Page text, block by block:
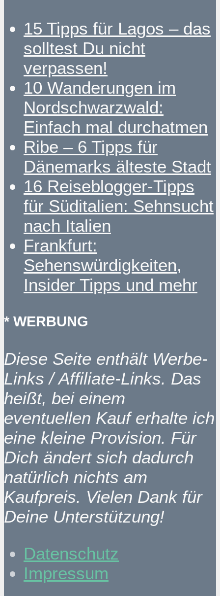
15 Tipps für Lagos – das
solltest Du nicht
verpassen!
10 Wanderungen im
Nordschwarzwald:
Einfach mal durchatmen
Ribe – 6 Tipps für
Dänemarks älteste Stadt
16 Reiseblogger-Tipps
für Süditalien: Sehnsucht
nach Italien
Frankfurt:
Sehenswürdigkeiten,
Insider Tipps und mehr
* WERBUNG
Diese Seite enthält Werbe-
Links / Affiliate-Links. Das
heißt, bei einem
eventuellen Kauf erhalte ich
eine kleine Provision. Für
Dich ändert sich dadurch
natürlich nichts am
Kaufpreis. Vielen Dank für
Deine Unterstützung!
Datenschutz
Impressum